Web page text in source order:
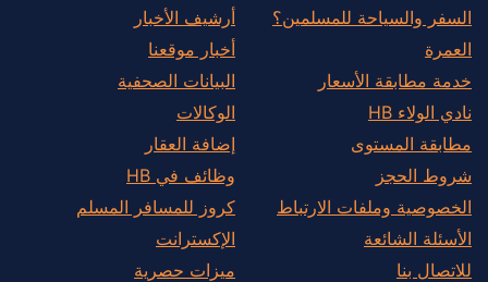
السفر والسياحة للمسلمين؟
العمرة
خدمة مطابقة الأسعار
نادي الولاء HB
مطابقة المستوى
شروط الحجز
الخصوصية وملفات الارتباط
الأسئلة الشائعة
للاتصال بنا
أرشيف الأخبار
أخبار موقعنا
البيانات الصحفية
الوكالات
إضافة العقار
وظائف في HB
كروز للمسافر المسلم
الإكسترانت
ميزات حصرية